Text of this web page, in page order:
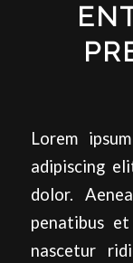
Lorem
adipiscing
dolor.
penatibus
nascetur